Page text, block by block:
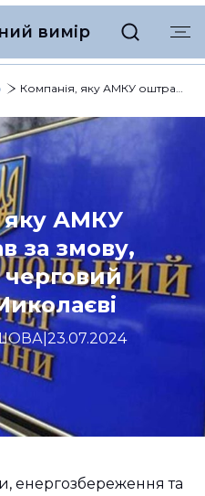
вимір
Компанія, яку АМКУ оштрафував за змову, отримала черговий підряд у Миколаєві
яку АМКУ
за змову,
|23.07.2024
енергозбереження та